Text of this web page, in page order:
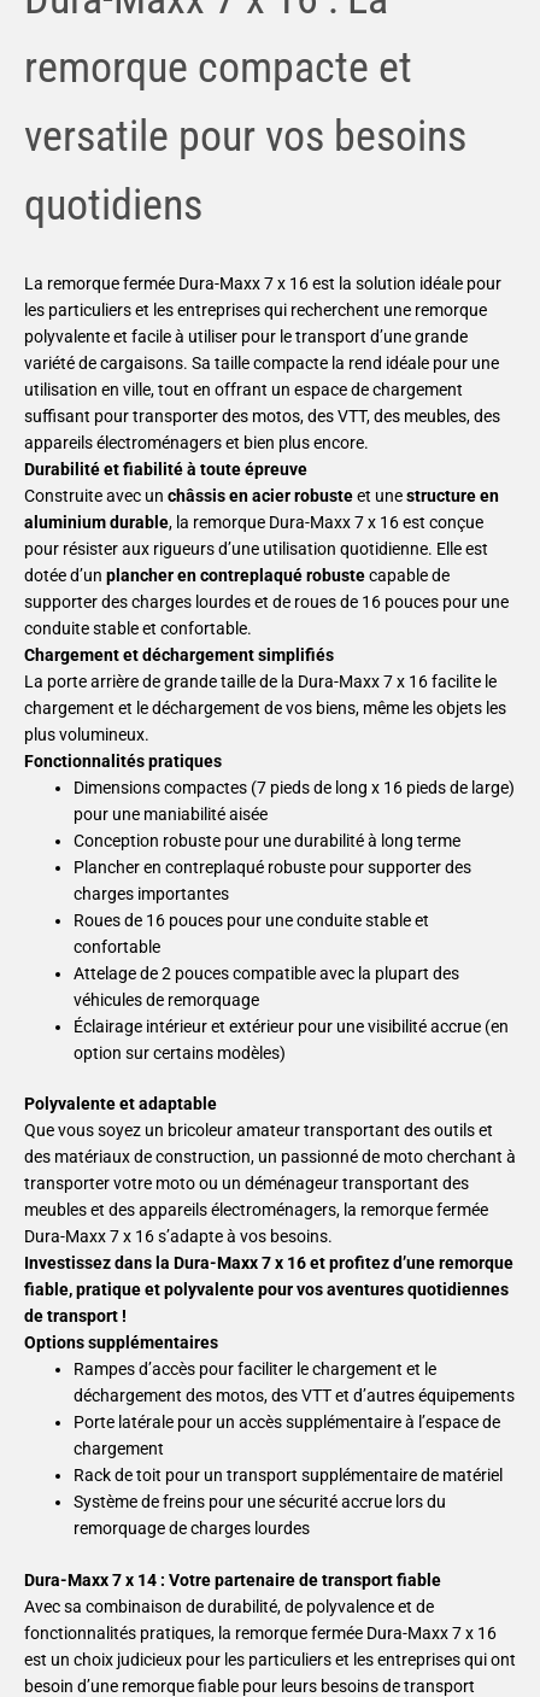
remorque compacte et
versatile pour vos besoins
quotidiens
La remorque fermée Dura-Maxx 7 x 16 est la solution idéale pour
les particuliers et les entreprises qui recherchent une remorque
polyvalente et facile à utiliser pour le transport d’une grande
variété de cargaisons. Sa taille compacte la rend idéale pour une
utilisation en ville, tout en offrant un espace de chargement
suffisant pour transporter des motos, des VTT, des meubles, des
appareils électroménagers et bien plus encore.
Durabilité et fiabilité à toute épreuve
Construite avec un châssis en acier robusteet unestructure en
aluminium durable, la remorque Dura-Maxx 7 x 16 est conçue
pour résister aux rigueurs d’une utilisation quotidienne. Elle est
dotée d’un plancher en contreplaqué robustecapable de
supporter des charges lourdes et de roues de 16 pouces pour une
conduite stable et confortable.
Chargement et déchargement simplifiés
La porte arrière de grande taille de la Dura-Maxx 7 x 16 facilite le
chargement et le déchargement de vos biens, même les objets les
plus volumineux.
Fonctionnalités pratiques
Dimensions compactes (7 pieds de long x 16 pieds de large)
pour une maniabilité aisée
Conception robuste pour une durabilité à long terme
Plancher en contreplaqué robuste pour supporter des
charges importantes
Roues de 16 pouces pour une conduite stable et
confortable
Attelage de 2 pouces compatible avec la plupart des
véhicules de remorquage
Éclairage intérieur et extérieur pour une visibilité accrue (en
option sur certains modèles)
Polyvalente et adaptable
Que vous soyez un bricoleur amateur transportant des outils et
des matériaux de construction, un passionné de moto cherchant à
transporter votre moto ou un déménageur transportant des
meubles et des appareils électroménagers, la remorque fermée
Dura-Maxx 7 x 16 s’adapte à vos besoins.
Investissez dans la Dura-Maxx 7 x 16 et profitez d’une remorque
fiable, pratique et polyvalente pour vos aventures quotidiennes
de transport !
Options supplémentaires
Rampes d’accès pour faciliter le chargement et le
déchargement des motos, des VTT et d’autres équipements
Porte latérale pour un accès supplémentaire à l’espace de
chargement
Rack de toit pour un transport supplémentaire de matériel
Système de freins pour une sécurité accrue lors du
remorquage de charges lourdes
Dura-Maxx 7 x 14 : Votre partenaire de transport fiable
Avec sa combinaison de durabilité, de polyvalence et de
fonctionnalités pratiques, la remorque fermée Dura-Maxx 7 x 16
est un choix judicieux pour les particuliers et les entreprises qui ont
besoin d’une remorque fiable pour leurs besoins de transport